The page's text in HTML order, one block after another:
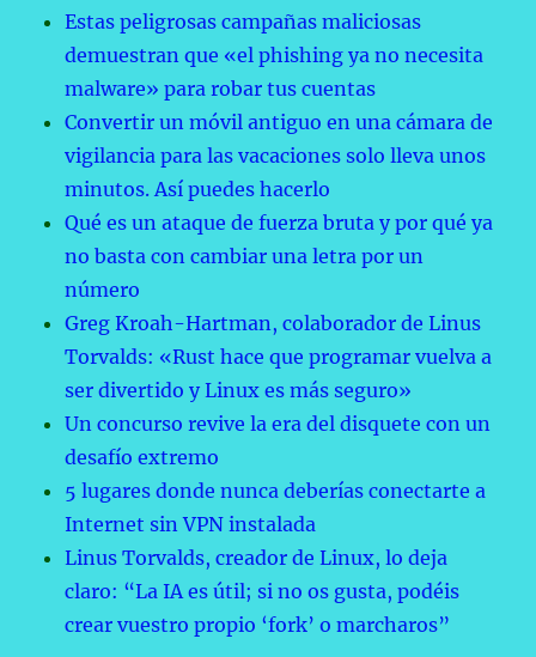
Estas peligrosas campañas maliciosas
demuestran que «el phishing ya no necesita
malware» para robar tus cuentas
Convertir un móvil antiguo en una cámara de
vigilancia para las vacaciones solo lleva unos
minutos. Así puedes hacerlo
Qué es un ataque de fuerza bruta y por qué ya
no basta con cambiar una letra por un
número
Greg Kroah-Hartman, colaborador de Linus
Torvalds: «Rust hace que programar vuelva a
ser divertido y Linux es más seguro»
Un concurso revive la era del disquete con un
desafío extremo
5 lugares donde nunca deberías conectarte a
Internet sin VPN instalada
Linus Torvalds, creador de Linux, lo deja
claro: “La IA es útil; si no os gusta, podéis
crear vuestro propio ‘fork’ o marcharos”